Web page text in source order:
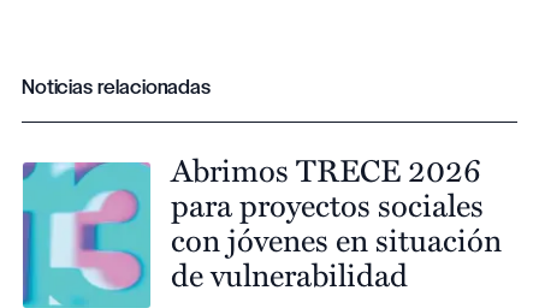
Noticias relacionadas
Abrimos TRECE 2026
para proyectos sociales
con jóvenes en situación
de vulnerabilidad